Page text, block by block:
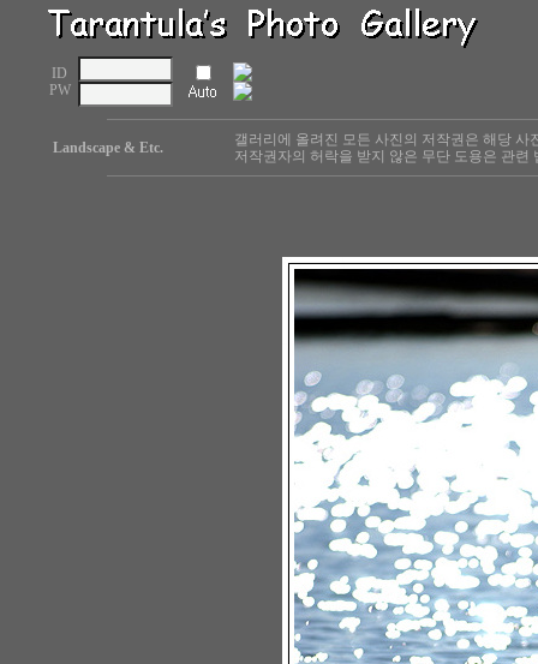
ID
PW
Landscape & Etc.
갤러리에 올려진 모든 사진의 저작권은 해당 사
저작권자의 허락을 받지 않은 무단 도용은 관련